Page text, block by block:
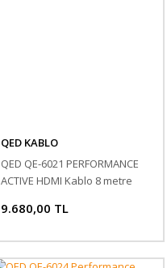
QED KABLO
QED QE-6021 PERFORMANCE
ACTIVE HDMI Kablo 8 metre
9.680,00 TL